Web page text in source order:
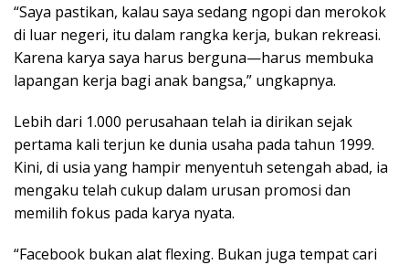
“Saya pastikan, kalau saya sedang ngopi dan merokok
di luar negeri, itu dalam rangka kerja, bukan rekreasi.
Karena karya saya harus berguna—harus membuka
lapangan kerja bagi anak bangsa,” ungkapnya.
Lebih dari 1.000 perusahaan telah ia dirikan sejak
pertama kali terjun ke dunia usaha pada tahun 1999.
Kini, di usia yang hampir menyentuh setengah abad, ia
mengaku telah cukup dalam urusan promosi dan
memilih fokus pada karya nyata.
“Facebook bukan alat flexing. Bukan juga tempat cari